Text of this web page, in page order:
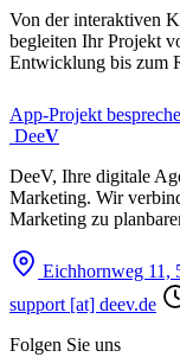
Von der interaktiven
begleiten Ihr Projekt
Entwicklung bis zum
App-Projekt
DeeV
DeeV, Ihre digitale
Marketing. Wir
Marketing zu
Eichhornweg 11,
support [at] deev.de
Folgen Sie uns